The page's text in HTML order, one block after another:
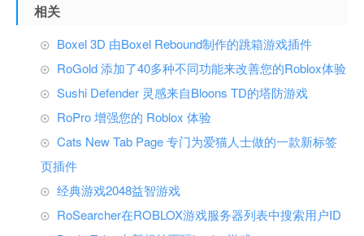
相关
Boxel 3D 由Boxel Rebound制作的跳箱游戏插件
RoGold 添加了40多种不同功能来改善您的Roblox体验
Sushi Defender 灵感来自Bloons TD的塔防游戏
RoPro 增强您的 Roblox 体验
Cats New Tab Page 专门为爱猫人士做的一款新标签
页插件
经典游戏2048益智游戏
RoSearcher在ROBLOX游戏服务器列表中搜索用户ID